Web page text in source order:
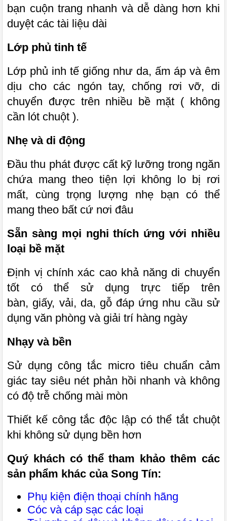
bạn cuộn trang nhanh và dễ dàng hơn khi
duyệt các tài liệu dài
Lớp phủ tinh tế
Lớp phủ inh tế giống như da, ấm áp và êm
dịu cho các ngón tay, chống rơi vỡ, di
chuyển được trên nhiều bề mặt ( không
cần lót chuột ).
Nhẹ và di động
Đầu thu phát được cất kỹ lưỡng trong ngăn
chứa mang theo tiện lợi không lo bị rơi
mất, cùng trọng lượng nhẹ bạn có thể
mang theo bất cứ nơi đâu
Sẵn sàng mọi nghi thích ứng với nhiều
loại bề mặt
Định vị chính xác cao khả năng di chuyển
tốt có thể sử dụng trực tiếp trên
bàn, giấy, vải, da, gỗ đáp ứng nhu cầu sử
dụng văn phòng và giải trí hàng ngày
Nhạy và bền
Sử dụng công tắc micro tiêu chuẩn cảm
giác tay siêu nét phản hồi nhanh và không
có độ trễ chống mài mòn
Thiết kế công tắc độc lập có thể tắt chuột
khi không sử dụng bền hơn
Quý khách có thể tham khảo thêm các
sản phẩm khác của Song Tín:
Phụ kiện điện thoại chính hãng
Cóc và cáp sạc các loại